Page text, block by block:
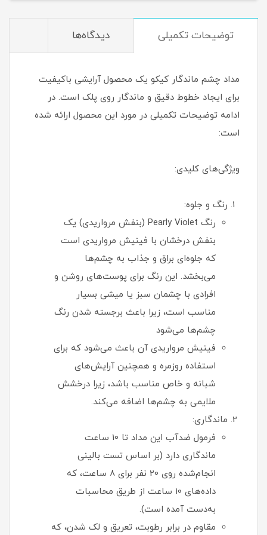
توضیحات تکمیلی دیدگاه‌ها
مداد چشم ماندگار کیکو یک محصول آرایشی باکیفیت
برای ایجاد خطوط دقیق و ماندگار روی پلک است. در
ادامه توضیحات تکمیلی در مورد این محصول ارائه شده
است:
ویژگی‌های کلیدی:
رنگ و جلوه:
رنگ Pearly Violet (بنفش مرواریدی) یک
بنفش درخشان با فینیش مرواریدی است
که جلوه‌ای براق و جذاب به چشم‌ها
می‌بخشد. این رنگ برای پوست‌های روشن و
افرادی با چشمان سبز یا میشی بسیار
مناسب است، زیرا باعث برجسته شدن رنگ
چشم‌ها می‌شود
فینیش مرواریدی آن باعث می‌شود که برای
استفاده روزمره و همچنین آرایش‌های
شبانه و خاص مناسب باشد، زیرا درخشش
ملایمی به چشم‌ها اضافه می‌کند.
ماندگاری:
فرمول ضدآب این مداد تا 10 ساعت
ماندگاری دارد (بر اساس تست بالینی
انجام‌شده روی 20 نفر برای 8 ساعت، که
داده‌های 10 ساعت از طریق محاسبات
به‌دست آمده است).
مقاوم در برابر رطوبت، تعریق و لک شدن، که